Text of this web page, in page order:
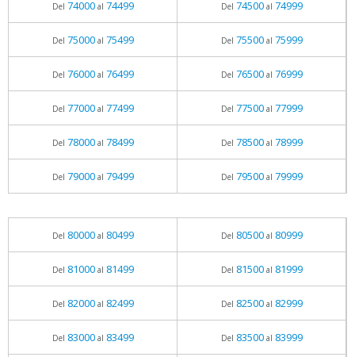
Del 74000al 74499 Del 74500al 74999
Del 75000al 75499 Del 75500al 75999
Del 76000al 76499 Del 76500al 76999
Del 77000al 77499 Del 77500al 77999
Del 78000al 78499 Del 78500al 78999
Del 79000al 79499 Del 79500al 79999
Del 80000al 80499 Del 80500al 80999
Del 81000al 81499 Del 81500al 81999
Del 82000al 82499 Del 82500al 82999
Del 83000al 83499 Del 83500al 83999